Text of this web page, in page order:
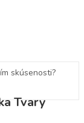
skúsenosti?
Tvary